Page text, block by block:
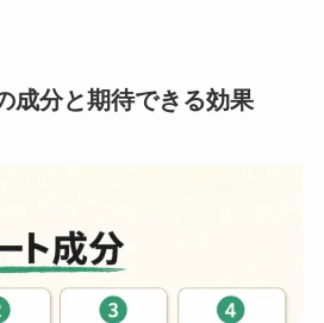
成分と期待できる効果